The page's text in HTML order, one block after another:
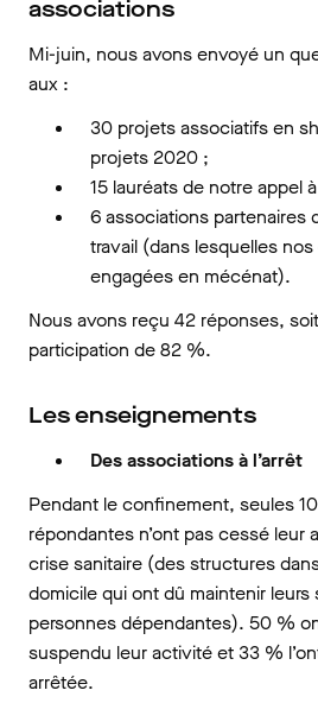
associations
Mi-juin, nous avons envoyé un
aux :
30 projets associatifs en
projets 2020 ;
15 lauréats de notre appel
6 associations partenaires
travail (dans lesquelles
engagées en mécénat).
Nous avons reçu 42 réponses,
participation de 82 %.
Les enseignements
Des associations à l’arrêt
Pendant le confinement, seules
répondantes n’ont pas cessé leur
crise sanitaire (des structures
domicile qui ont dû maintenir leurs
personnes dépendantes). 50 %
suspendu leur activité et 33 %
arrêtée.